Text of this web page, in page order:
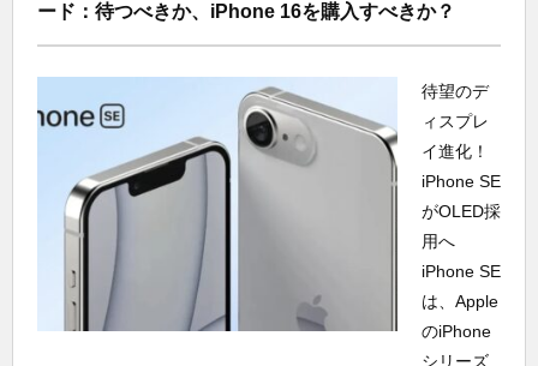
ード：待つべきか、iPhone 16を購入すべきか？
待望のデ
ィスプレ
イ進化！
iPhone SE
がOLED採
用へ
iPhone SE
は、Apple
のiPhone
シリーズ